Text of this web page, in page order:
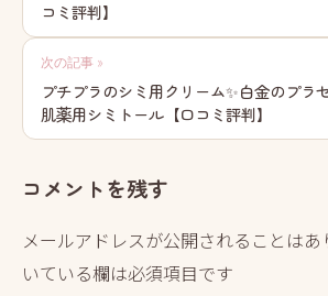
ナ
ビ
ゲ
ー
シ
ン
コミ評判】
次の記事 »
プチプラのシミ用クリーム✨白金のプラ
肌薬用シミトール【口コミ評判】
コメントを残す
メールアドレスが公開されることはあ
いている欄は必須項目です